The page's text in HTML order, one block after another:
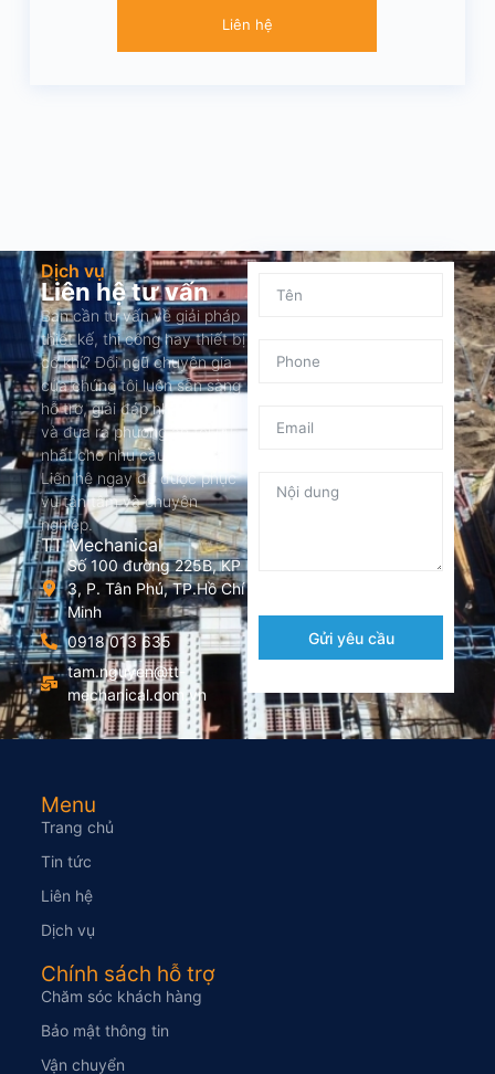
Liên hệ
Dịch vụ
Liên hệ tư vấn
Bạn cần tư vấn về giải pháp
thiết kế, thi công hay thiết bị
cơ khí? Đội ngũ chuyên gia
của chúng tôi luôn sẵn sàng
hỗ trợ, giải đáp nhanh chóng
và đưa ra phương án tối ưu
nhất cho nhu cầu của bạn.
Liên hệ ngay để được phục
vụ tận tâm và chuyên
nghiệp.
TT Mechanical
Số 100 đường 225B, KP
3, P. Tân Phú, TP.Hồ Chí
Minh
0918 013 635
tam.nguyen@tt-
mechanical.com.vn
Gửi yêu cầu
Menu
Trang chủ
Tin tức
Liên hệ
Dịch vụ
Chính sách hỗ trợ
Chăm sóc khách hàng
Bảo mật thông tin
Vận chuyển